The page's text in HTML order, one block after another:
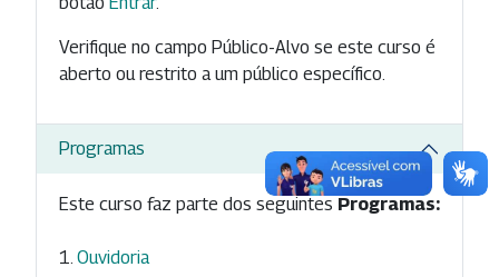
Verifique no campo Público-Alvo se este curso é
aberto ou restrito a um público específico.
Programas
Este curso faz parte dos seguintes Programas:
Ouvidoria